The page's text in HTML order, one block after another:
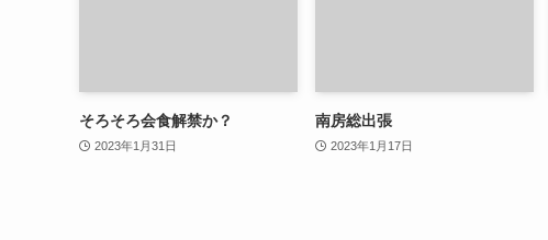
そろそろ会食解禁か？
2023年1月31日
南房総出張
2023年1月17日